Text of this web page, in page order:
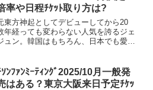
率や日程ﾁｹｯﾄ取り方は?
東方神起としてデビューしてから20
年経っても変わらない人気を誇るジェ
ュン。韓国はもちろん、日本でも愛さ
になりました！詳細やチケット情報に
いてお伝えして...
ﾝﾌｧﾝﾐｰﾃｨﾝｸﾞ2025/10月一般発
はある？東京大阪来日予定ﾁｹｯ